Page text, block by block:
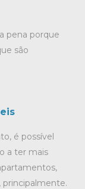
pena porque
são
é possível
a ter mais
principalmente.